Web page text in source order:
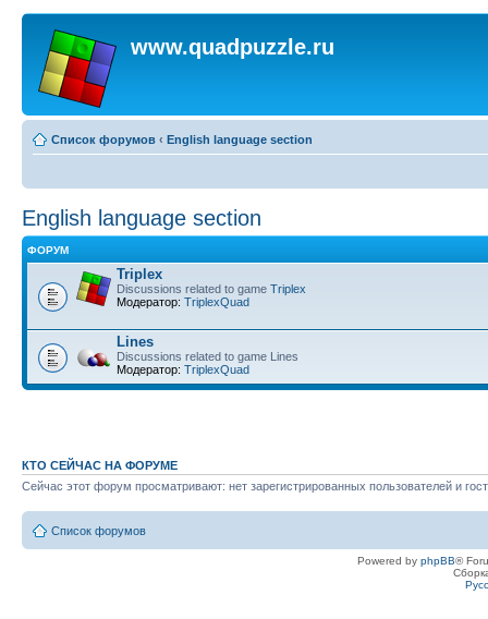
www.quadpuzzle.ru
Список форумов ‹ English language section
English language section
ФОРУМ
Triplex
Discussions related to game Triplex
Модератор: TriplexQuad
Lines
Discussions related to game Lines
Модератор: TriplexQuad
КТО СЕЙЧАС НА ФОРУМЕ
Сейчас этот форум просматривают: нет зарегистрированных пользователей и
Список форумов
Powered by phpBB®